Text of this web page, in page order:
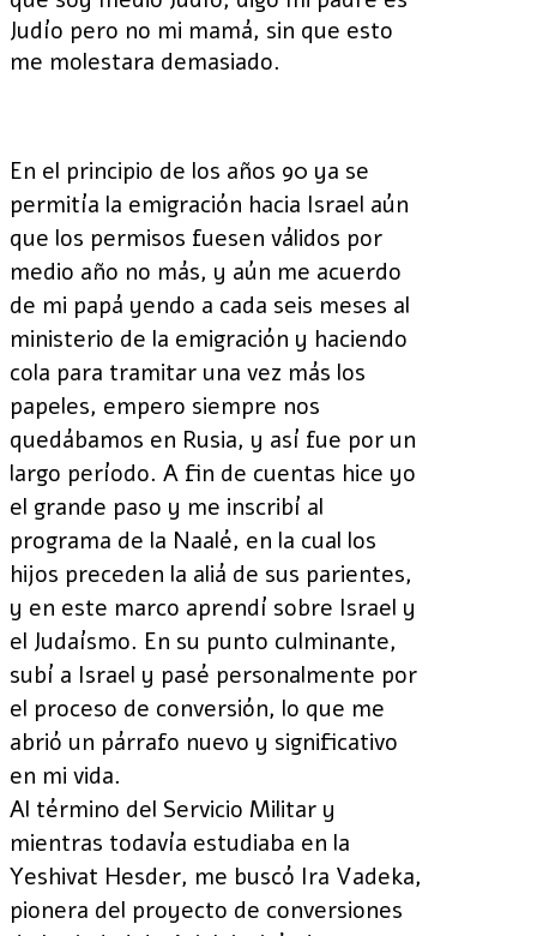
Judío pero no mi mamá, sin que esto
me molestara demasiado.
En el principio de los años 90 ya se
permitía la emigración hacia Israel aún
que los permisos fuesen válidos por
medio año no más, y aún me acuerdo
de mi papá yendo a cada seis meses al
ministerio de la emigración y haciendo
cola para tramitar una vez más los
papeles, empero siempre nos
quedábamos en Rusia, y así fue por un
largo período. A fin de cuentas hice yo
el grande paso y me inscribí al
programa de la Naalé, en la cual los
hijos preceden la aliá de sus parientes,
y en este marco aprendí sobre Israel y
el Judaísmo. En su punto culminante,
subí a Israel y pasé personalmente por
el proceso de conversión, lo que me
abrió un párrafo nuevo y significativo
en mi vida.
Al término del Servicio Militar y
mientras todavía estudiaba en la
Yeshivat Hesder, me buscó Ira Vadeka,
pionera del proyecto de conversiones